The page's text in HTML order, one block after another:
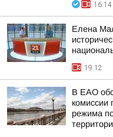
16:14
Елена
19:12
В ЕАО
комиссии
режима